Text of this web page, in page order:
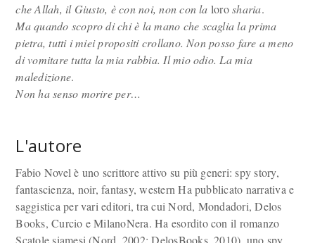
che Allah, il Giusto, è con noi, non con la lorosharia.
Ma quando scopro di chi è la mano che scaglia la prima
pietra, tutti i miei propositi crollano. Non posso fare a meno
di vomitare tutta la mia rabbia. Il mio odio. La mia
maledizione.
Non ha senso morire per…
L'autore
Fabio Novel è uno scrittore attivo su più generi: spy story,
fantascienza, noir, fantasy, western Ha pubblicato narrativa e
saggistica per vari editori, tra cui Nord, Mondadori, Delos
Books, Curcio e MilanoNera. Ha esordito con il romanzo
Scatole siamesi (Nord, 2002; DelosBooks, 2010), uno spy